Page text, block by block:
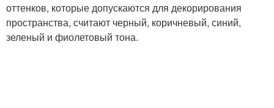
оттенков, которые допускаются для декорирования
пространства, считают черный, коричневый, синий,
зеленый и фиолетовый тона.